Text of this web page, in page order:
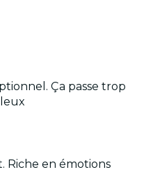
Ça passe trop
Riche en émotions